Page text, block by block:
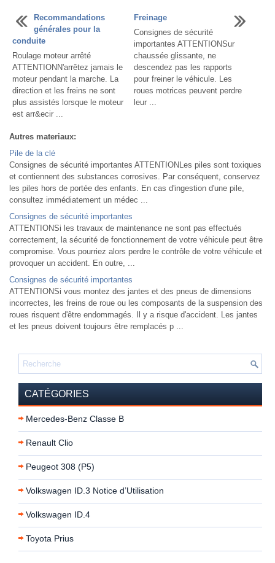
Recommandations
générales pour la
conduite
Roulage moteur arrêté
ATTENTIONN'arrêtez jamais le
moteur pendant la marche. La
direction et les freins ne sont
plus assistés lorsque le moteur
est arr&ecir ...
Freinage
Consignes de sécurité
importantes ATTENTIONSur
chaussée glissante, ne
descendez pas les rapports
pour freiner le véhicule. Les
roues motrices peuvent perdre
leur ...
Autres materiaux:
Pile de la clé
Consignes de sécurité importantes ATTENTIONLes piles sont toxiques
et contiennent des substances corrosives. Par conséquent, conservez
les piles hors de portée des enfants. En cas d'ingestion d'une pile,
consultez immédiatement un médec ...
Consignes de sécurité importantes
ATTENTIONSi les travaux de maintenance ne sont pas effectués
correctement, la sécurité de fonctionnement de votre véhicule peut être
compromise. Vous pourriez alors perdre le contrôle de votre véhicule et
provoquer un accident. En outre, ...
Consignes de sécurité importantes
ATTENTIONSi vous montez des jantes et des pneus de dimensions
incorrectes, les freins de roue ou les composants de la suspension des
roues risquent d'être endommagés. Il y a risque d'accident. Les jantes
et les pneus doivent toujours être remplacés p ...
CATÉGORIES
Mercedes-Benz Classe B
Renault Clio
Peugeot 308 (P5)
Volkswagen ID.3 Notice d’Utilisation
Volkswagen ID.4
Toyota Prius